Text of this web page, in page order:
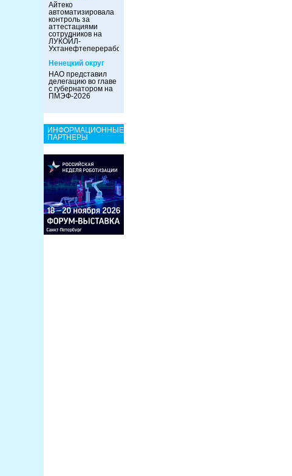
Айтеко
автоматизировала
контроль за
аттестациями
сотрудников на
ЛУКОЙЛ-
Ухтанефтепереработка
Ненецкий округ
НАО представил
делегацию во главе
с губернатором на
ПМЭФ-2026
ИНФОРМАЦИОННЫЕ
ПАРТНЕРЫ